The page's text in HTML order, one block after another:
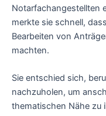
Notarfachangestellten
merkte sie schnell,
Bearbeiten von
machten.
Sie entschied sich,
nachzuholen, um
thematischen Nähe zu